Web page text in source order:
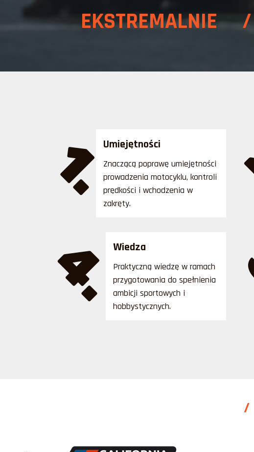
1.Umiejętności
Znaczącą poprawę umiejętności
prowadzenia motocyklu, kontroli
prędkości i wchodzenia w
zakręty.
4.Wiedza
Praktyczną wiedzę w ramach
przygotowania do spełnienia
ambicji sportowych i
hobbystycznych.